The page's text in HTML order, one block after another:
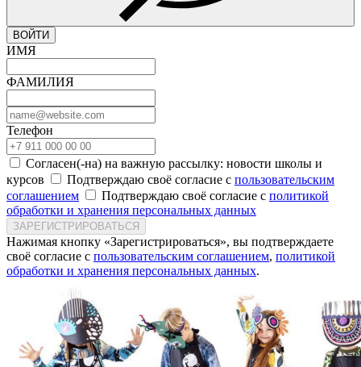
ВОЙТИ
ИМЯ
ФАМИЛИЯ
Телефон
Согласен(-на) на важную рассылку: новости школы и
курсов
Подтверждаю своё согласие с пользовательским
соглашением
Подтверждаю своё согласие с политикой
обработки и хранения персональных данных
ЗАРЕГИСТРИРОВАТЬСЯ
Нажимая кнопку «Зарегистрироваться», вы подтверждаете
своё согласие с пользовательским соглашением, политикой
обработки и хранения персональных данных.